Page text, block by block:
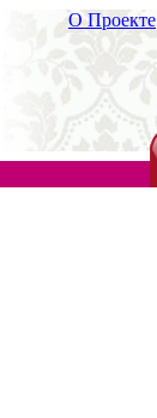
О Проекте